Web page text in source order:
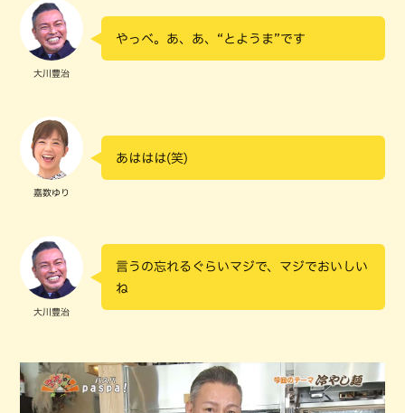
大川豊治
やっべ。あ、あ、“とようま”です
嘉数ゆり
あははは(笑)
大川豊治
言うの忘れるぐらいマジで、マジでおいしい
ね